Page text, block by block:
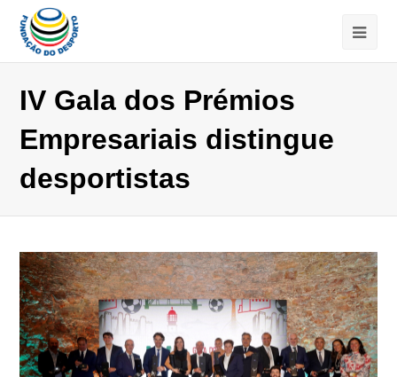
IV Gala dos Prémios
Empresariais distingue
desportistas